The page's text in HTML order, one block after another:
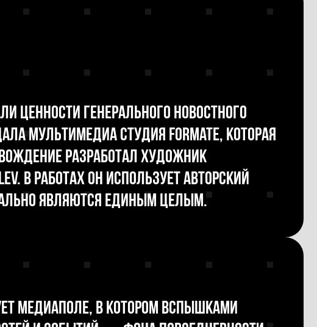
ценности генерального новостного
мультимедиа студия formate, которая
разработал художник
В работах он использует авторский
являются единым целым.
медиаполе, в котором вспышками